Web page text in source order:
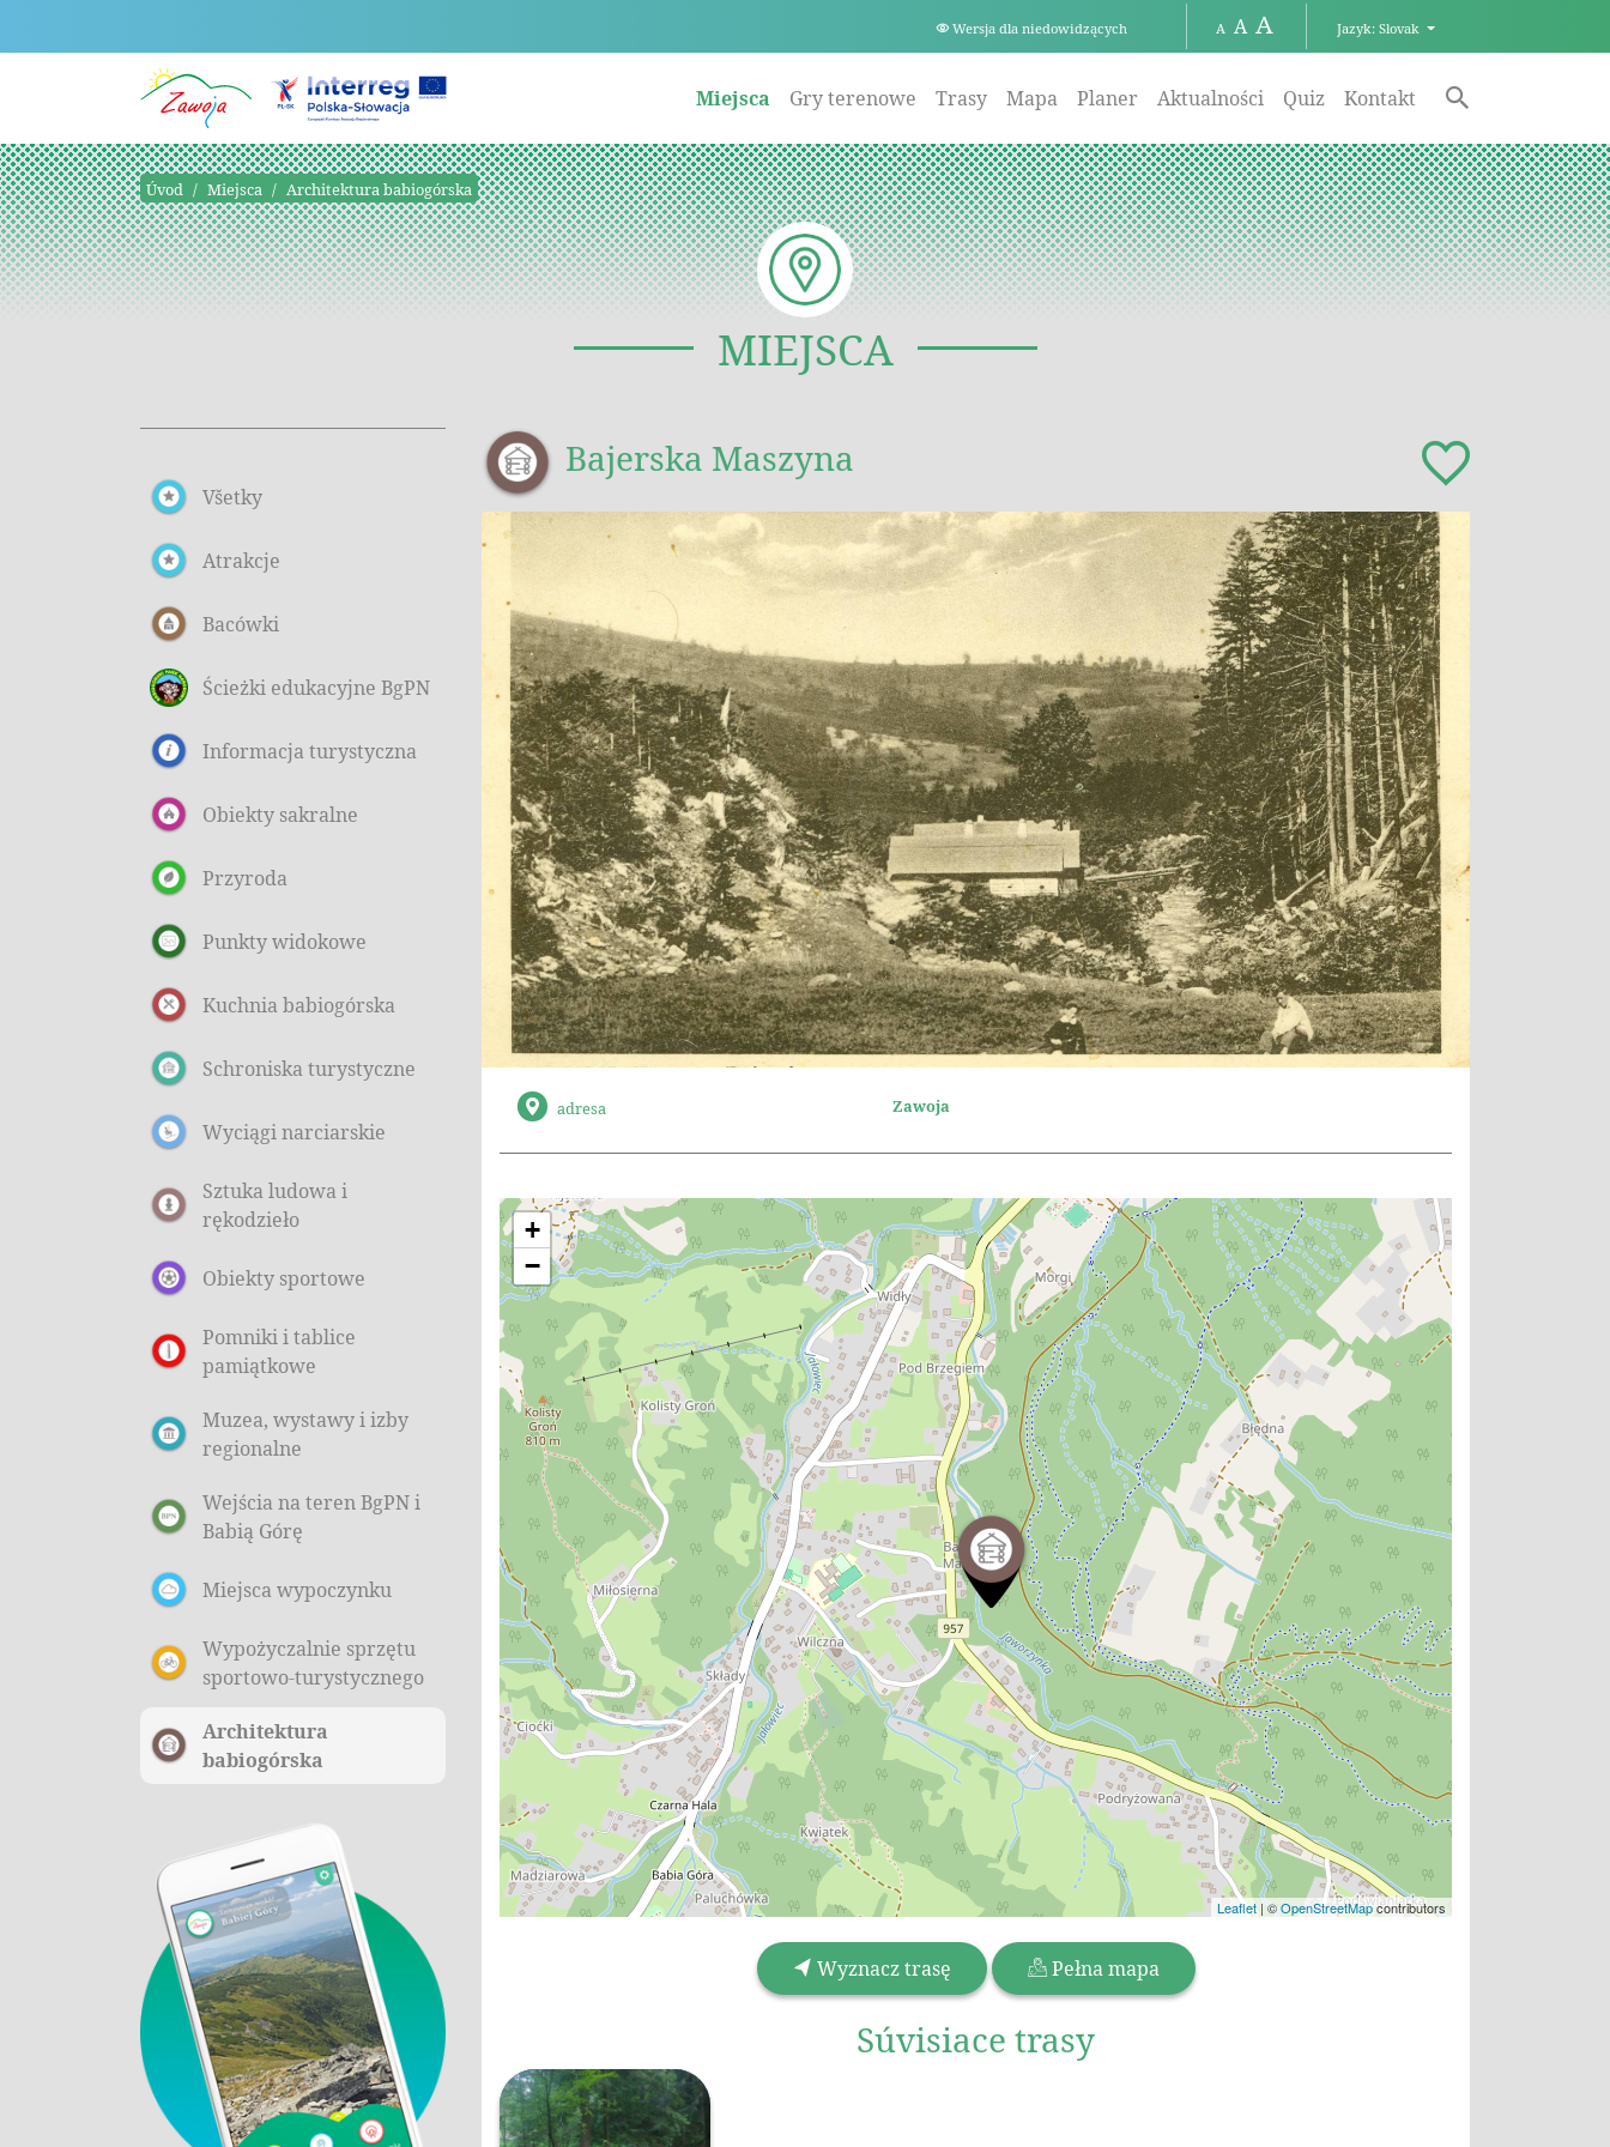
Wersja dla niedowidzących A A A Jazyk: Slovak
Miejsca Gry terenowe Trasy Mapa Planer Aktualności Quiz Kontakt
Úvod Miejsca Architektura babiogórska
MIEJSCA
Bajerska Maszyna
adresa Zawoja
+
−
Leaflet | ©OpenStreetMapcontributors
Wyznacz trasę Pełna mapa
Súvisiace trasy
Všetky
Atrakcje
Bacówki
Ścieżki edukacyjne BgPN
Informacja turystyczna
Obiekty sakralne
Przyroda
Punkty widokowe
Kuchnia babiogórska
Schroniska turystyczne
Wyciągi narciarskie
Sztuka ludowa i
rękodzieło
Obiekty sportowe
Pomniki i tablice
pamiątkowe
Muzea, wystawy i izby
regionalne
Wejścia na teren BgPN i
Babią Górę
Miejsca wypoczynku
Wypożyczalnie sprzętu
sportowo-turystycznego
Architektura
babiogórska